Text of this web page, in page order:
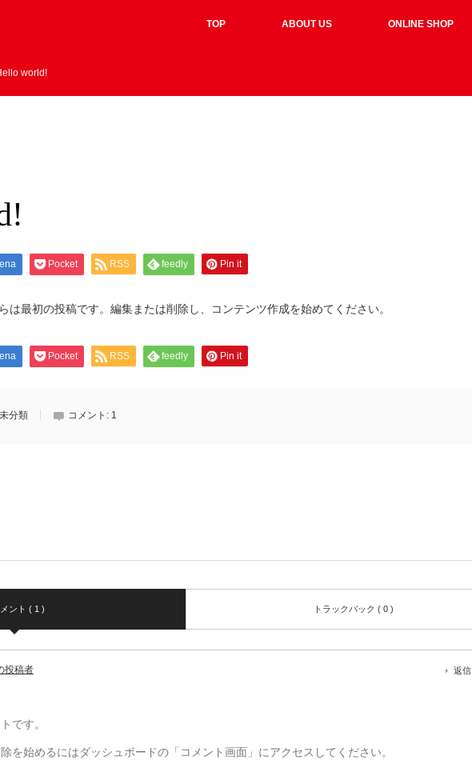
TOP ABOUT US ONLINE SHOP
world!
Pocket RSS feedly Pin it
は最初の投稿です。編集または削除し、コンテンツ作成を始めてください。
Pocket RSS feedly Pin it
未分類 コメント: 1
ント ( 1 ) トラックバック ( 0 )
投稿者 返信
です。
を始めるにはダッシュボードの「コメント画面」にアクセスしてください。